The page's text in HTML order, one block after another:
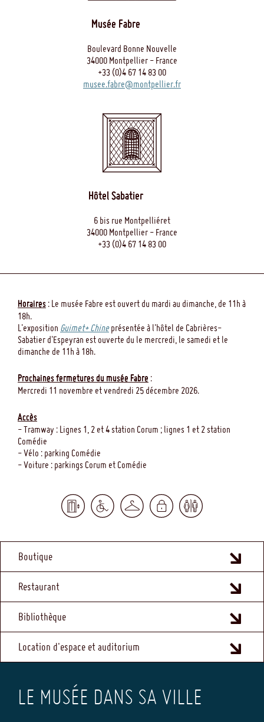
Musée Fabre
Boulevard Bonne Nouvelle
34000 Montpellier - France
+33 (0)4 67 14 83 00
musee.fabre@montpellier.fr
Hôtel Sabatier
6 bis rue Montpelliéret
34000 Montpellier - France
+33 (0)4 67 14 83 00
Horaires : Le musée Fabre est ouvert du mardi au dimanche, de 11h à
18h.
L'exposition Guimet+ Chineprésentée à l'hôtel de Cabrières-
Sabatier d'Espeyran est ouverte du le mercredi, le samedi et le
dimanche de 11h à 18h.
Prochaines fermetures du musée Fabre :
Mercredi 11 novembre et vendredi 25 décembre 2026.
Accès
- Tramway : Lignes 1, 2 et 4 station Corum ; lignes 1 et 2 station
Comédie
- Vélo : parking Comédie
- Voiture : parkings Corum et Comédie
MENU
FOOTER
Boutique
Restaurant
Bibliothèque
Location d'espace et auditorium
LE MUSÉE DANS SA VILLE